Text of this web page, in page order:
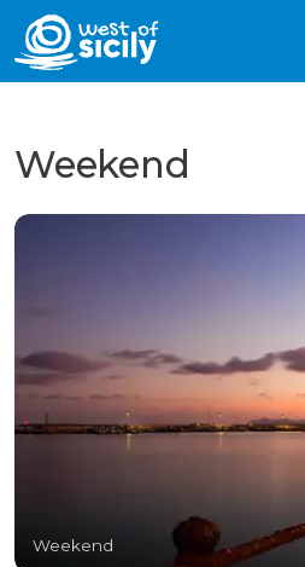
Weekend
Weekend